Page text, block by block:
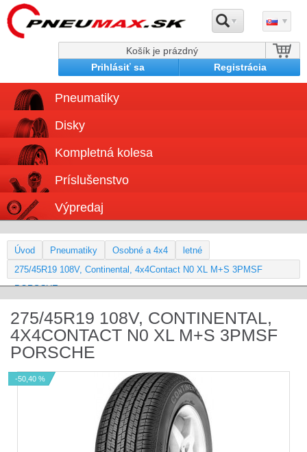
Košík je prázdný
Prihlásiť sa
Registrácia
Pneumatiky
Disky
Kompletná kolesa
Príslušenstvo
Výpredaj
Úvod Pneumatiky Osobné a 4x4
letné
275/45R19 108V, Continental, 4x4Contact N0 XL M+S 3PMSF
PORSCHE
275/45R19 108V, CONTINENTAL,
4X4CONTACT N0 XL M+S 3PMSF
PORSCHE
-50,40 %